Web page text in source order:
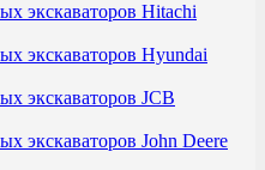
экскаваторов Hitachi
экскаваторов Hyundai
экскаваторов JCB
экскаваторов John Deere